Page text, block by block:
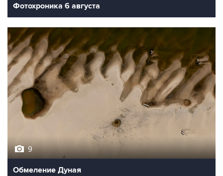
Фотохроника 6 августа
9
Обмеление Дуная